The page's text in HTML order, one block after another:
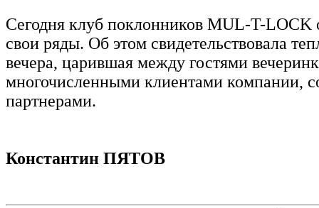
Сегодня клуб поклонников MUL-T-LOCK
свои ряды. Об этом свидетельствовала
вечера, царившая между гостями
многочисленными клиентами компании,
партнерами.
Константин ПЯТОВ